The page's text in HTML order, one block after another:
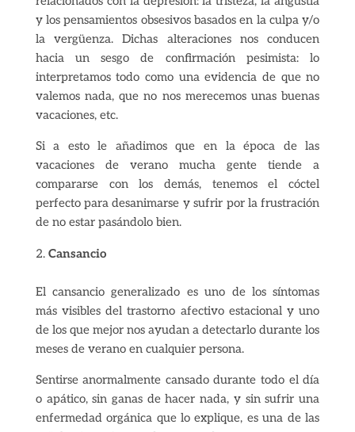
y los pensamientos obsesivos basados en la culpa y/o
la vergüenza. Dichas alteraciones nos conducen
hacia un sesgo de confirmación pesimista: lo
interpretamos todo como una evidencia de que no
valemos nada, que no nos merecemos unas buenas
vacaciones, etc.
Si a esto le añadimos que en la época de las
vacaciones de verano mucha gente tiende a
compararse con los demás, tenemos el cóctel
perfecto para desanimarse y sufrir por la frustración
de no estar pasándolo bien.
Cansancio
El cansancio generalizado es uno de los síntomas
más visibles del trastorno afectivo estacional y uno
de los que mejor nos ayudan a detectarlo durante los
meses de verano en cualquier persona.
Sentirse anormalmente cansado durante todo el día
o apático, sin ganas de hacer nada, y sin sufrir una
enfermedad orgánica que lo explique, es una de las